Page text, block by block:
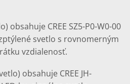
obsahuje CREE SZ5-P0-W0-00
svetlo s rovnomerným
vzdialenosť.
obsahuje CREE JH-